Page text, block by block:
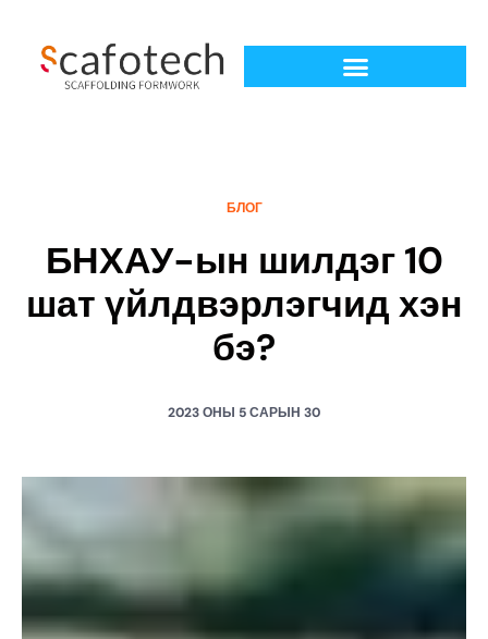
БЛОГ
БНХАУ-ын шилдэг 10
шат үйлдвэрлэгчид хэн
бэ?
2023 ОНЫ 5 САРЫН 30